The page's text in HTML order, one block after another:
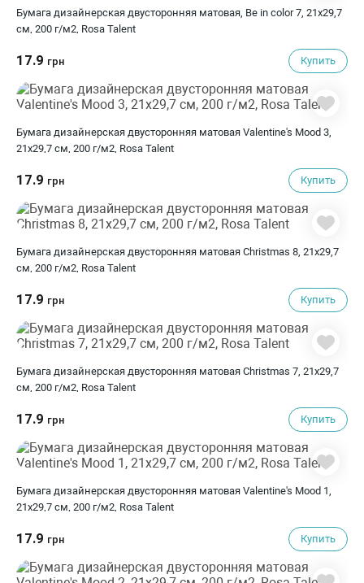
Бумага дизайнерская двусторонняя матовая, Be in color 7, 21х29,7
см, 200 г/м2, Rosa Talent
17.9 грн Купить
Бумага дизайнерская двусторонняя матовая Valentine's Mood 3,
21х29,7 см, 200 г/м2, Rosa Talent
17.9 грн Купить
Бумага дизайнерская двусторонняя матовая Christmas 8, 21х29,7
см, 200 г/м2, Rosa Talent
17.9 грн Купить
Бумага дизайнерская двусторонняя матовая Christmas 7, 21х29,7
см, 200 г/м2, Rosa Talent
17.9 грн Купить
Бумага дизайнерская двусторонняя матовая Valentine's Mood 1,
21х29,7 см, 200 г/м2, Rosa Talent
17.9 грн Купить